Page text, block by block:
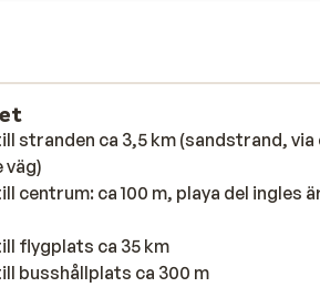
stranden ca 3,5 km (sandstrand, via
väg)
centrum: ca 100 m, playa del ingles
flygplats ca 35 km
busshållplats ca 300 m